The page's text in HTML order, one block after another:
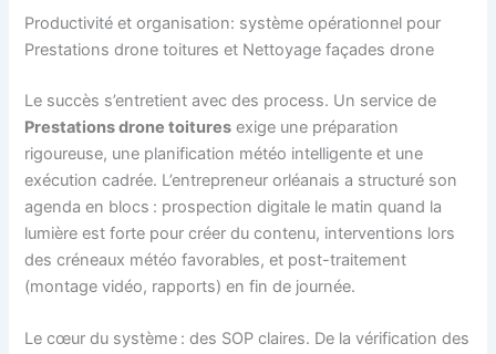
Productivité et organisation: système opérationnel pour
Prestations drone toitures et Nettoyage façades drone
Le succès s’entretient avec des process. Un service de
Prestations drone toitures exige une préparation
rigoureuse, une planification météo intelligente et une
exécution cadrée. L’entrepreneur orléanais a structuré son
agenda en blocs : prospection digitale le matin quand la
lumière est forte pour créer du contenu, interventions lors
des créneaux météo favorables, et post-traitement
(montage vidéo, rapports) en fin de journée.
Le cœur du système : des SOP claires. De la vérification des